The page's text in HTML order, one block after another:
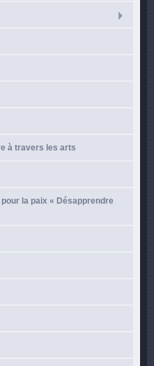
à travers les arts
la paix « Désapprendre